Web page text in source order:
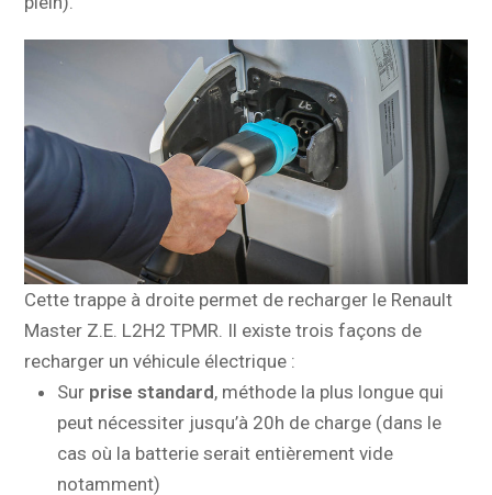
Cette trappe à droite permet de recharger le Renault
Master Z.E. L2H2 TPMR. Il existe trois façons de
recharger un véhicule électrique :
Sur prise standard, méthode la plus longue qui
peut nécessiter jusqu’à 20h de charge (dans le
cas où la batterie serait entièrement vide
notamment)